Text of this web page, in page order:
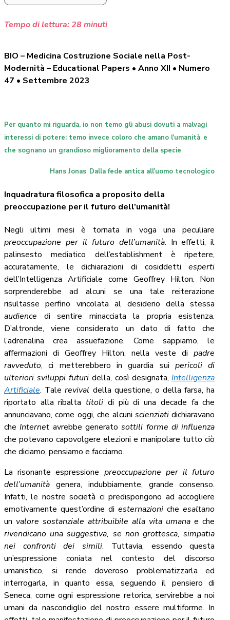
Tempo di lettura:28minuti
BIO – Medicina Costruzione Sociale nella Post-
Modernità – Educational Papers • Anno XII • Numero
47 • Settembre 2023
Per quanto mi riguarda, io non temo gli abusi dovuti a malvagi
interessi di potere: temo invece coloro che amano l’umanità, e
che sognano un grandioso miglioramento della specie.
Hans Jonas. Dalla fede antica all’uomo tecnologico
Inquadratura filosofica a proposito della
preoccupazione per il futuro dell’umanità!
Negli ultimi mesi è tornata in voga una peculiare
preoccupazione per il futuro dell’umanità. In effetti, il
palinsesto mediatico dell’establishment è ripetere,
accuratamente, le dichiarazioni di cosiddettiesperti
dell’Intelligenza Artificiale come Geoffrey Hilton. Non
sorprenderebbe ad alcuni se una tale reiterazione
risultasse perfino vincolata al desiderio della stessa
audience di sentire minacciata la propria esistenza.
D’altronde, viene considerato un dato di fatto che
l’adrenalina crea assuefazione. Come sappiamo, le
affermazioni di Geoffrey Hilton, nella veste dipadre
ravveduto, ci metterebbero in guardia suipericoli di
ulteriori sviluppi futuridella, così designata,Intelligenza
Artificiale. Talerevival della questione, o della farsa, ha
riportato alla ribaltatitoli di più di una decade fa che
annunciavano, come oggi, che alcuni scienziati dichiaravano
cheInternet avrebbe generatosottili forme di influenza
che potevano capovolgere elezioni e manipolare tutto ciò
che diciamo, pensiamo e facciamo.
La risonante espressione preoccupazione per il futuro
dell’umanità genera, indubbiamente, grande consenso.
Infatti, le nostre società ci predispongono ad accogliere
emotivamente quest’ordine diesternazioni cheesaltano
un valore sostanziale attribuibile alla vita umana e che
rivendicano una suggestiva, se non grottesca, simpatia
nei confronti dei simili. Tuttavia, essendo questa
un’espressione coniata nel contesto del discorso
umanistico, si rende doveroso problematizzarla ed
interrogarla, in quanto essa, seguendo il pensiero di
Seneca, come ogni espressione retorica, servirebbe a noi
umani da nascondiglio del nostro essere multiforme. In